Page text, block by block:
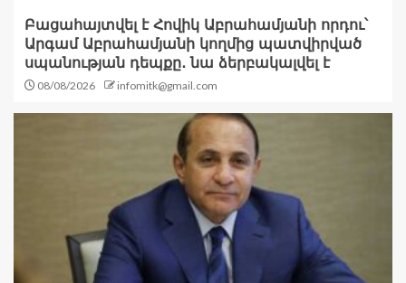
Բացահայտվել է Հովիկ Աբրահամյանի որդու՝
Արգամ Աբրահամյանի կողմից պատվիրված
սպանության դեպքը․ նա ձերբակալվել է
08/08/2026 infomitk@gmail.com